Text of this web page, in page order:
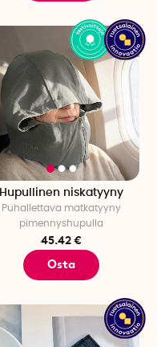
Hupullinen niskatyyny
Puhallettava matkatyyny
pimennyshupulla
45.42 €
Osta